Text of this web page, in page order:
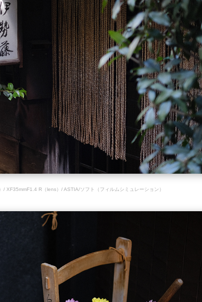
/ XF35mmF1.4 R（lens）/ ASTIA/ソフト（フィルムシミュレーション）